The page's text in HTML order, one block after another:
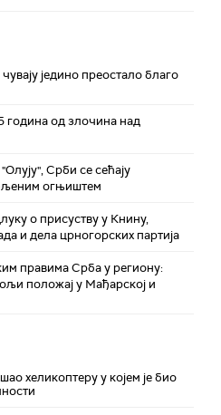
једино преостало благо
од злочина над
Срби се сећају
огњиштем
о присуству у Книну,
и дела црногорских партија
правима Срба у региону:
положај у Мађарској и
хеликоптеру у којем је био